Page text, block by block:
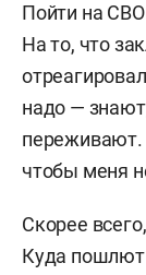
Пойти на
На то, что
надо —
переживают.
чтобы меня
Скорее
Куда пошлют